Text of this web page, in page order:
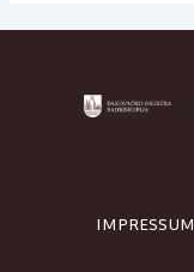
IMPRESSUM